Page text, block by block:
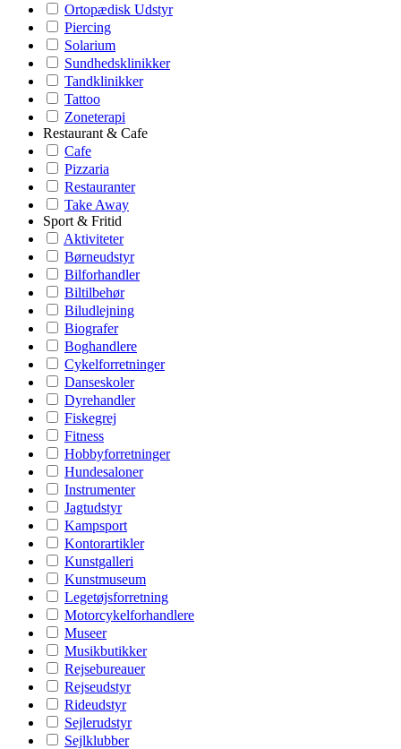
Ortopædisk Udstyr
Piercing
Solarium
Sundhedsklinikker
Tandklinikker
Tattoo
Zoneterapi
Restaurant & Cafe
Cafe
Pizzaria
Restauranter
Take Away
Sport & Fritid
Aktiviteter
Børneudstyr
Bilforhandler
Biltilbehør
Biludlejning
Biografer
Boghandlere
Cykelforretninger
Danseskoler
Dyrehandler
Fiskegrej
Fitness
Hobbyforretninger
Hundesaloner
Instrumenter
Jagtudstyr
Kampsport
Kontorartikler
Kunstgalleri
Kunstmuseum
Legetøjsforretning
Motorcykelforhandlere
Museer
Musikbutikker
Rejsebureauer
Rejseudstyr
Rideudstyr
Sejlerudstyr
Sejlklubber